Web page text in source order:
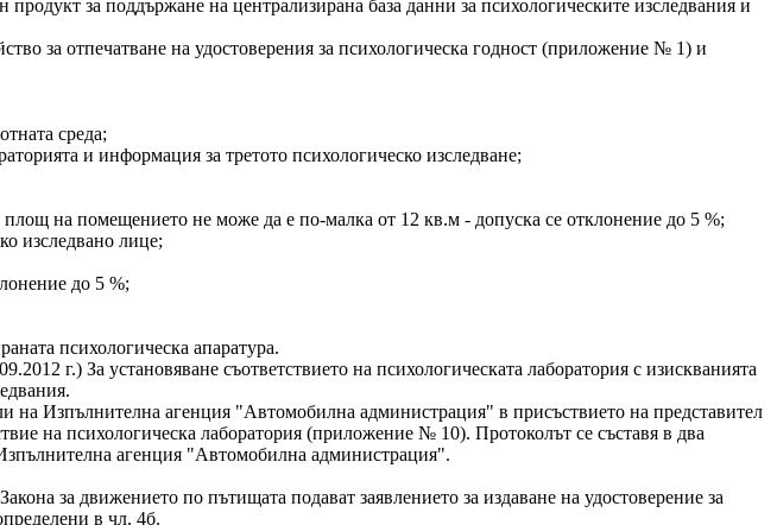
за поддържане на централизирана база данни за психологическите изследвания и
за отпечатване на удостоверения за психологическа годност (приложение № 1) и
среда;
и информация за третото психологическо изследване;
на помещението не може да е по-малка от 12 кв.м - допуска се отклонение до 5 %;
изследвано лице;
до 5 %;
психологическа апаратура.
г.) За установяване съответствието на психологическата лаборатория с изискванията
Изпълнителна агенция "Автомобилна администрация" в присъствието на представител
на психологическа лаборатория (приложение № 10). Протоколът се съставя в два
агенция "Автомобилна администрация".
за движението по пътищата подават заявлението за издаване на удостоверение за
в чл. 4б.